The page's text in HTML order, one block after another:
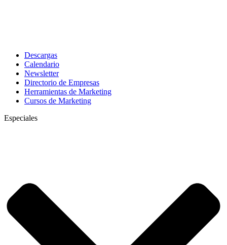
Descargas
Calendario
Newsletter
Directorio de Empresas
Herramientas de Marketing
Cursos de Marketing
Especiales